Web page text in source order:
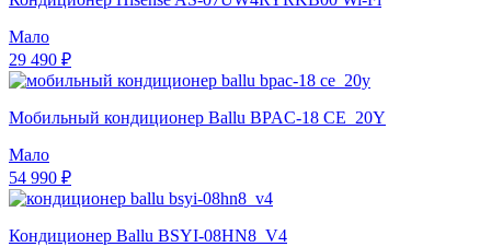
Мало
29 490 ₽
Мобильный кондиционер Ballu BPAC-18 CE_20Y
Мало
54 990 ₽
Кондиционер Ballu BSYI-08HN8_V4